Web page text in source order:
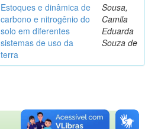
Estoques e dinâmica de
carbono e nitrogênio do
solo em diferentes
sistemas de uso da
terra
Sousa,
Camila
Eduarda
Souza de